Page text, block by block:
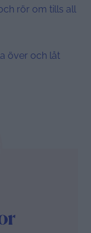
rör om tills all
över och låt